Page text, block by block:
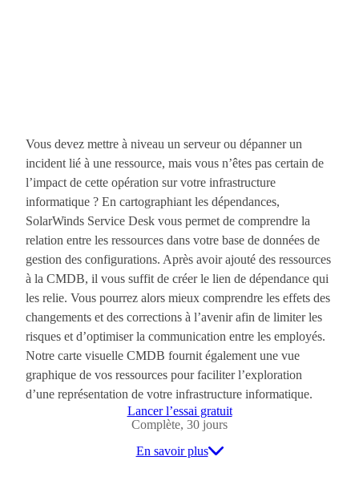
Vous devez mettre à niveau un serveur ou dépanner un
incident lié à une ressource, mais vous n’êtes pas certain de
l’impact de cette opération sur votre infrastructure
informatique ? En cartographiant les dépendances,
SolarWinds Service Desk vous permet de comprendre la
relation entre les ressources dans votre base de données de
gestion des configurations. Après avoir ajouté des ressources
à la CMDB, il vous suffit de créer le lien de dépendance qui
les relie. Vous pourrez alors mieux comprendre les effets des
changements et des corrections à l’avenir afin de limiter les
risques et d’optimiser la communication entre les employés.
Notre carte visuelle CMDB fournit également une vue
graphique de vos ressources pour faciliter l’exploration
d’une représentation de votre infrastructure informatique.
Lancer l’essai gratuit
Complète, 30 jours
En savoir plus